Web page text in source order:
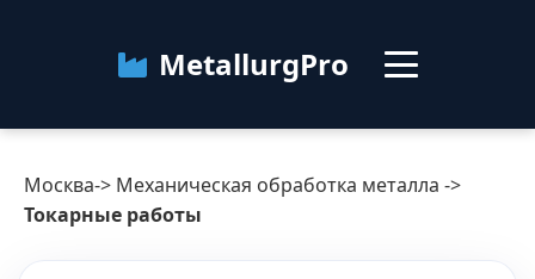
MetallurgPro
Москва
Москва-> Механическая обработка металла ->
Токарные работы